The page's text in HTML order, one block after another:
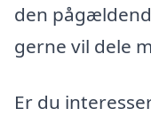
den
gerne vil dele
Er du